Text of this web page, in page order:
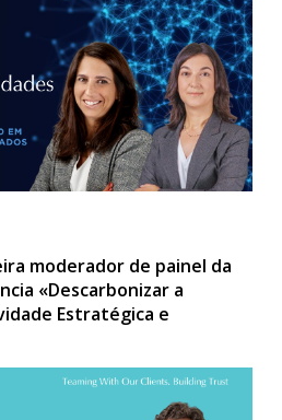
moderador de painel da
«Descarbonizar a
Estratégica e